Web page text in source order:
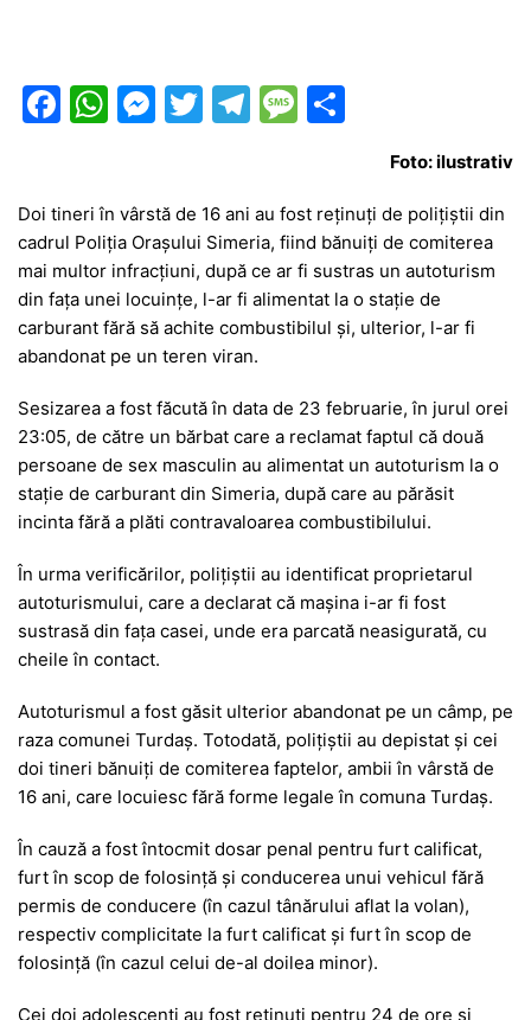
F
e
b
o
o
k
W
s
A
p
p
M
s
e
n
g
er
T
er
T
gr
a
m
M
s
a
g
e
je
a
z
ă
Foto: ilustrativ
Doi tineri în vârstă de 16 ani au fost reținuți de polițiștii din
cadrul Poliția Orașului Simeria, fiind bănuiți de comiterea
mai multor infracțiuni, după ce ar fi sustras un autoturism
din fața unei locuințe, l-ar fi alimentat la o stație de
carburant fără să achite combustibilul și, ulterior, l-ar fi
abandonat pe un teren viran.
Sesizarea a fost făcută în data de 23 februarie, în jurul orei
23:05, de către un bărbat care a reclamat faptul că două
persoane de sex masculin au alimentat un autoturism la o
stație de carburant din Simeria, după care au părăsit
incinta fără a plăti contravaloarea combustibilului.
În urma verificărilor, polițiștii au identificat proprietarul
autoturismului, care a declarat că mașina i-ar fi fost
sustrasă din fața casei, unde era parcată neasigurată, cu
cheile în contact.
Autoturismul a fost găsit ulterior abandonat pe un câmp, pe
raza comunei Turdaș. Totodată, polițiștii au depistat și cei
doi tineri bănuiți de comiterea faptelor, ambii în vârstă de
16 ani, care locuiesc fără forme legale în comuna Turdaș.
În cauză a fost întocmit dosar penal pentru furt calificat,
furt în scop de folosință și conducerea unui vehicul fără
permis de conducere (în cazul tânărului aflat la volan),
respectiv complicitate la furt calificat și furt în scop de
folosință (în cazul celui de-al doilea minor).
Cei doi adolescenți au fost reținuți pentru 24 de ore și